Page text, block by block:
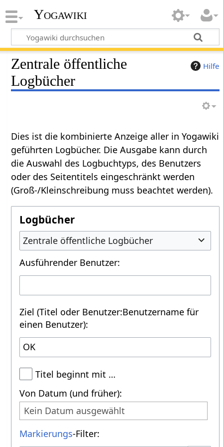
Yogawiki
Hilfe
Zentrale öffentliche
Logbücher
Dies ist die kombinierte Anzeige aller in Yogawiki
geführten Logbücher. Die Ausgabe kann durch
die Auswahl des Logbuchtyps, des Benutzers
oder des Seitentitels eingeschränkt werden
(Groß-/Kleinschreibung muss beachtet werden).
Logbücher
Zentrale öffentliche Logbücher
Ausführender Benutzer:
Ziel (Titel oder Benutzer:Benutzername für
einen Benutzer):
Titel beginnt mit …
Von Datum (und früher):
Kein Datum ausgewählt
Markierungs-Filter: